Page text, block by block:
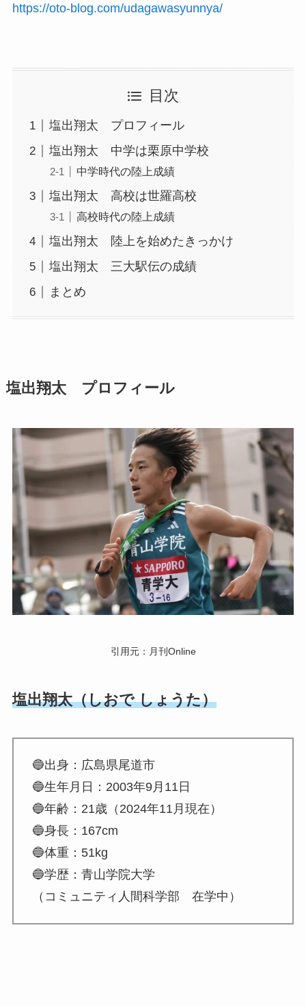
https://oto-blog.com/udagawasyunnya/
目次
塩出翔太 プロフィール
塩出翔太 中学は栗原中学校
中学時代の陸上成績
塩出翔太 高校は世羅高校
高校時代の陸上成績
塩出翔太 陸上を始めたきっかけ
塩出翔太 三大駅伝の成績
まとめ
塩出翔太 プロフィール
引用元：月刊Online
塩出翔太（しおで しょうた）
🔵出身：広島県尾道市
🔵生年月日：2003年9月11日
🔵年齢：21歳（2024年11月現在）
🔵身長：167cm
🔵体重：51kg
🔵学歴：青山学院大学
（コミュニティ人間科学部 在学中）